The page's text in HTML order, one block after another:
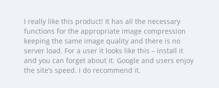
I really like this product! It has all the necessary
functions for the appropriate image compression
keeping the same image quality and there is no
server load. For a user it looks like this – install it
and you can forget about it. Google and users enjoy
the site’s speed. I do recommend it.